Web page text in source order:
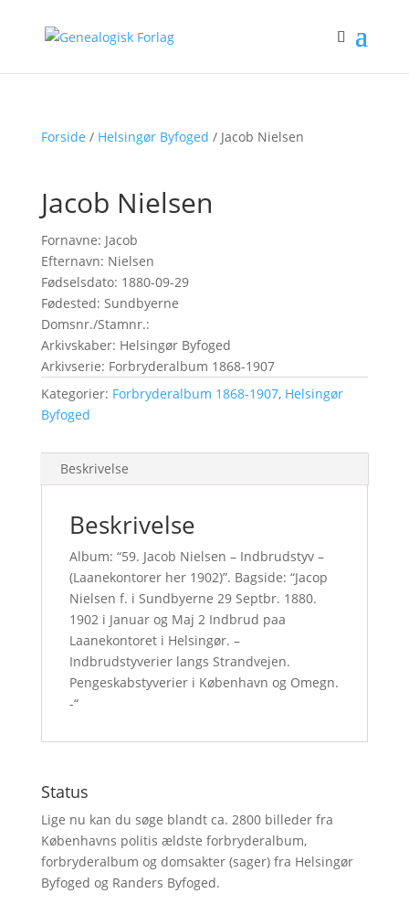
Forside / Helsingør Byfoged / Jacob Nielsen
Jacob Nielsen
Fornavne: Jacob
Efternavn: Nielsen
Fødselsdato: 1880-09-29
Fødested: Sundbyerne
Domsnr./Stamnr.:
Arkivskaber: Helsingør Byfoged
Arkivserie: Forbryderalbum 1868-1907
Kategorier: Forbryderalbum 1868-1907, Helsingør
Byfoged
Beskrivelse
Beskrivelse
Album: “59. Jacob Nielsen – Indbrudstyv –
(Laanekontorer her 1902)”. Bagside: “Jacop
Nielsen f. i Sundbyerne 29 Septbr. 1880.
1902 i Januar og Maj 2 Indbrud paa
Laanekontoret i Helsingør. –
Indbrudstyverier langs Strandvejen.
Pengeskabstyverier i København og Omegn.
-“
Status
Lige nu kan du søge blandt ca. 2800 billeder fra
Københavns politis ældste forbryderalbum,
forbryderalbum og domsakter (sager) fra Helsingør
Byfoged og Randers Byfoged.